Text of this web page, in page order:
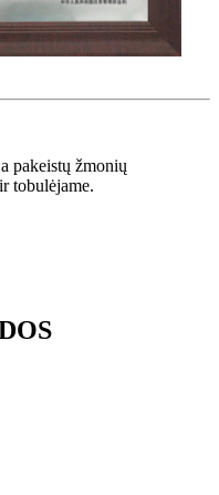
pakeistų žmonių
tobulėjame.